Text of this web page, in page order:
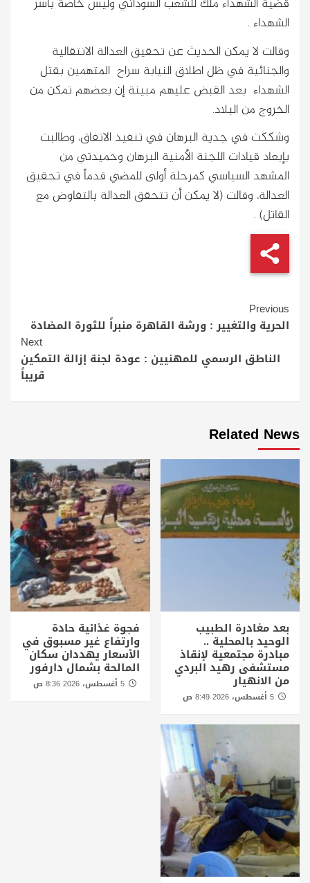
الشهداء .
وقالت لا يمكن الحديث عن تحقيق العدالة الانتقالية
والجنائية في ظل اطلاق النيابة سراح المتهمين بقتل
الشهداء بعد القبض عليهم مبينة إن بعضهم تمكن من
الخروج من البلاد.
وشككت في جدية البرهان في تنفيذ الاتفاق، وطالبت
بإبعاد قيادات اللجنة الأمنية البرهان وحميدتي من
المشهد السياسي كمرحلة أولى للمضي قدماً في تحقيق
العدالة، وقالت (لا يمكن أن تتحقق العدالة بالتفاوض مع
القاتل) .
Continue
Reading
Previous
الحرية والتغيير : ورشة القاهرة منبراً للثورة المضادة
Next
الناطق الرسمي للمهنيين : عودة لجنة إزالة التمكين
قريباً
Related News
بعد مغادرة الطبيب
الوحيد بالمحلية ..
مبادرة مجتمعية لإنقاذ
مستشفى رهيد البردي
من الانهيار
فجوة غذائية حادة
وارتفاع غير مسبوق في
الأسعار يهددان سكان
المالحة بشمال دارفور
5 أغسطس، 2026 8:36 ص